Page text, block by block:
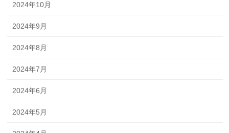
2024年10月
2024年9月
2024年8月
2024年7月
2024年6月
2024年5月